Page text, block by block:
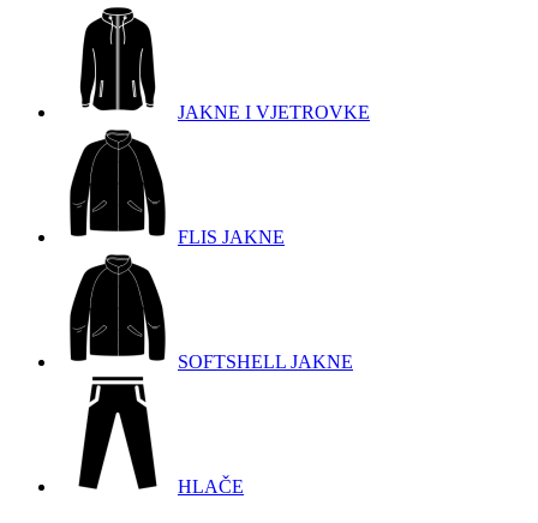
JAKNE I VJETROVKE
FLIS JAKNE
SOFTSHELL JAKNE
HLAČE